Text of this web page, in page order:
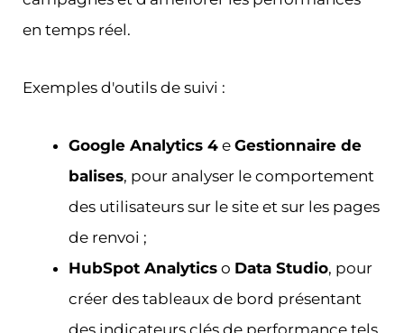
en temps réel.
Exemples d'outils de suivi :
Google Analytics 4 e Gestionnaire de
balises, pour analyser le comportement
des utilisateurs sur le site et sur les pages
de renvoi ;
HubSpot Analytics o Data Studio, pour
créer des tableaux de bord présentant
des indicateurs clés de performance tels